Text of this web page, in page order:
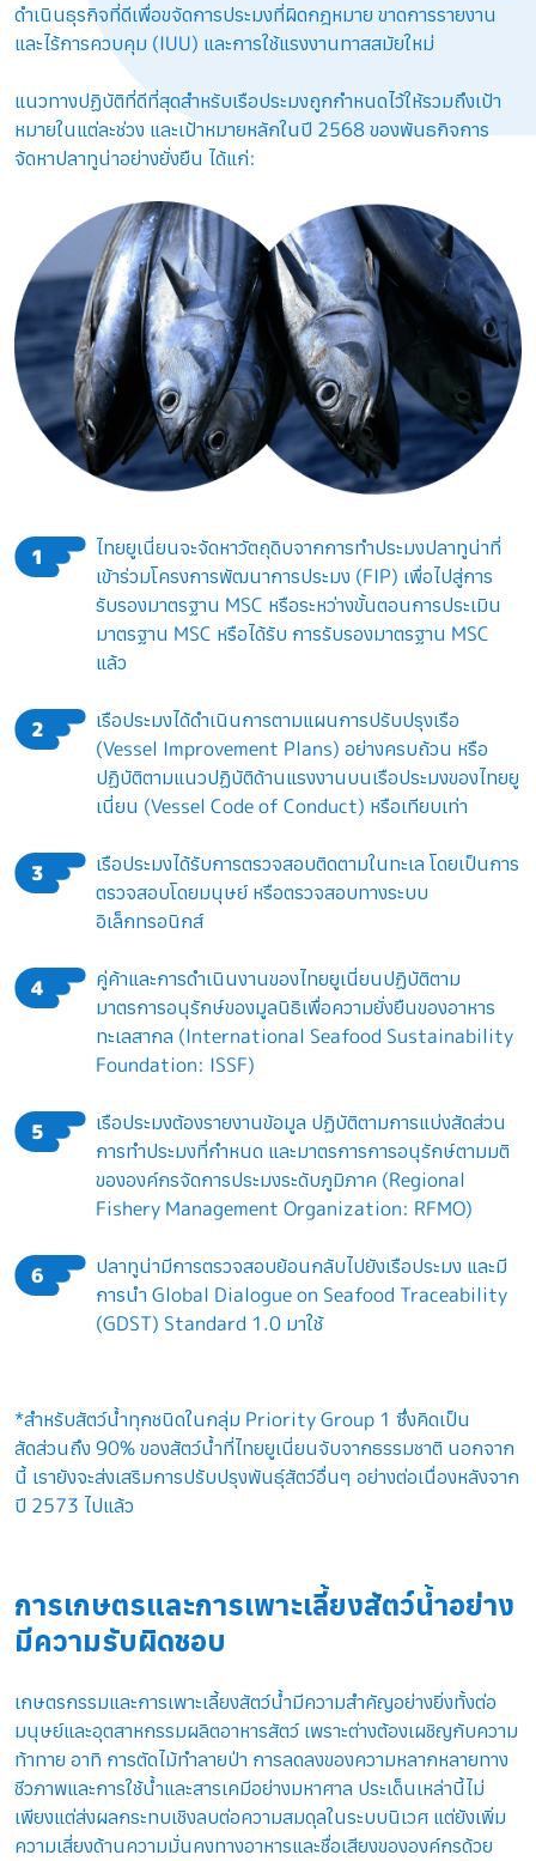
ดำเนินธุรกิจที่ดีเพื่อขจัดการประมงที่ผิดกฎหมาย ขาดการรายงาน
และไร้การควบคุม (IUU) และการใช้แรงงานทาสสมัยใหม่
แนวทางปฏิบัติที่ดีที่สุดสําหรับเรือประมงถูกกําหนดไว้ให้รวมถึงเป้า
หมายในแต่ละช่วง และเป้าหมายหลักในปี 2568 ของพันธกิจการ
จัดหาปลาทูน่าอย่างยั่งยืน ได้แก่:
1
ไทยยูเนี่ยนจะจัดหาวัตถุดิบจากการทำประมงปลาทูน่าที่
เข้าร่วมโครงการพัฒนาการประมง (FIP) เพื่อไปสู่การ
รับรองมาตรฐาน MSC หรือระหว่างขั้นตอนการประเมิน
มาตรฐาน MSC หรือได้รับ การรับรองมาตรฐาน MSC
แล้ว
2
เรือประมงได้ดำเนินการตามแผนการปรับปรุงเรือ
(Vessel Improvement Plans) อย่างครบถ้วน หรือ
ปฏิบัติตามแนวปฏิบัติด้านแรงงานบนเรือประมงของไทยยู
เนี่ยน (Vessel Code of Conduct) หรือเทียบเท่า
3
เรือประมงได้รับการตรวจสอบติดตามในทะเล โดยเป็นการ
ตรวจสอบโดยมนุษย์ หรือตรวจสอบทางระบบ
อิเล็กทรอนิกส์
4
คู่ค้าและการดำเนินงานของไทยยูเนี่ยนปฏิบัติตาม
มาตรการอนุรักษ์ของมูลนิธิเพื่อความยั่งยืนของอาหาร
ทะเลสากล (International Seafood Sustainability
Foundation: ISSF)
5
เรือประมงต้องรายงานข้อมูล ปฏิบัติตามการแบ่งสัดส่วน
การทำประมงที่กำหนด และมาตรการการอนุรักษ์ตามมติ
ขององค์กรจัดการประมงระดับภูมิภาค (Regional
Fishery Management Organization: RFMO)
6
ปลาทูน่ามีการตรวจสอบย้อนกลับไปยังเรือประมง และมี
การนำ Global Dialogue on Seafood Traceability
(GDST) Standard 1.0 มาใช้
*สำหรับสัตว์น้ำทุกชนิดในกลุ่ม Priority Group 1 ซึ่งคิดเป็น
สัดส่วนถึง 90% ของสัตว์น้ำที่ไทยยูเนี่ยนจับจากธรรมชาติ นอกจาก
นี้ เรายังจะส่งเสริมการปรับปรุงพันธุ์สัตว์อื่นๆ อย่างต่อเนื่องหลังจาก
ปี 2573 ไปแล้ว
การเกษตรและการเพาะเลี้ยงสัตว์น้ำอย่าง
มีความรับผิดชอบ
เกษตรกรรมและการเพาะเลี้ยงสัตว์น้ำมีความสำคัญอย่างยิ่งทั้งต่อ
มนุษย์และอุตสาหกรรมผลิตอาหารสัตว์ เพราะต่างต้องเผชิญกับความ
ท้าทาย อาทิ การตัดไม้ทำลายป่า การลดลงของความหลากหลายทาง
ชีวภาพและการใช้น้ำและสารเคมีอย่างมหาศาล ประเด็นเหล่านี้ไม่
เพียงแต่ส่งผลกระทบเชิงลบต่อความสมดุลในระบบนิเวศ แต่ยังเพิ่ม
ความเสี่ยงด้านความมั่นคงทางอาหารและชื่อเสียงขององค์กรด้วย